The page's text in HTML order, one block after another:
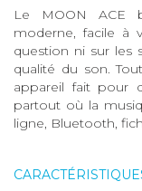
Le MOON ACE
moderne, facile à
question ni sur les
qualité du son.
appareil fait pour
partout où la
ligne, Bluetooth,